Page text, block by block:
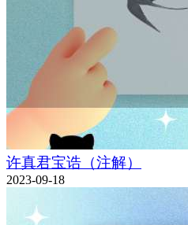
许真君宝诰（注解）
2023-09-18